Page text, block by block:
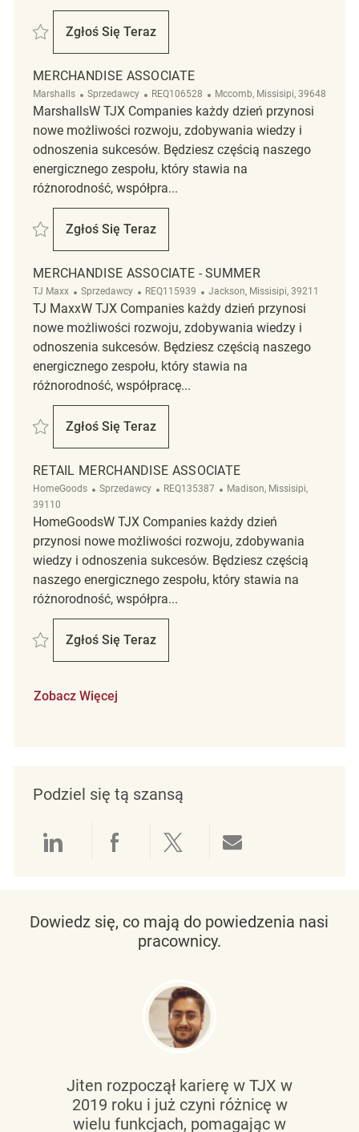
Zapisać merchandise associate REQ130526
Zgłoś Się Teraz
Merchandise Associate
MERCHANDISE ASSOCIATE
Marshalls Kategoria
Sprzedawcy ReqId
REQ106528 Lokalizacja
Mccomb, Missisipi, 39648
MarshallsW TJX Companies każdy dzień przynosi
nowe możliwości rozwoju, zdobywania wiedzy i
odnoszenia sukcesów. Będziesz częścią naszego
energicznego zespołu, który stawia na
różnorodność, współpra...
Zapisać Merchandise Associate REQ106528
Zgłoś Się Teraz
Merchandise Associate
MERCHANDISE ASSOCIATE - SUMMER
TJ Maxx Kategoria
Sprzedawcy ReqId
REQ115939 Lokalizacja
Jackson, Missisipi, 39211
TJ MaxxW TJX Companies każdy dzień przynosi
nowe możliwości rozwoju, zdobywania wiedzy i
odnoszenia sukcesów. Będziesz częścią naszego
energicznego zespołu, który stawia na
różnorodność, współpracę...
Zapisać Merchandise Associate - Summer REQ115939
Zgłoś Się Teraz
Merchandise Associate - Summer
RETAIL MERCHANDISE ASSOCIATE
HomeGoods Kategoria
Sprzedawcy ReqId
REQ135387 Lokalizacja
Madison, Missisipi,
39110
HomeGoodsW TJX Companies każdy dzień
przynosi nowe możliwości rozwoju, zdobywania
wiedzy i odnoszenia sukcesów. Będziesz częścią
naszego energicznego zespołu, który stawia na
różnorodność, współpra...
Zapisać Retail Merchandise Associate REQ135387
Zgłoś Się Teraz
Retail Merchandise Associate
Zobacz Więcej
Podziel się tą szansą
Udostępnianie przez LinkedIn
Udostępnianie przez
Udostępnij przez
Dowiedz się, co mają do powiedzenia nasi
pracownicy.
Jiten rozpoczął karierę w TJX w
2019 roku i już czyni różnicę w
wielu funkcjach, pomagając w